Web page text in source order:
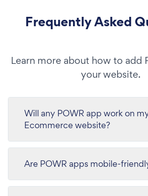
Frequently Asked
Learn more about how to add
your website.
Will any POWR app work on
Ecommerce website?
Are POWR apps mobile-